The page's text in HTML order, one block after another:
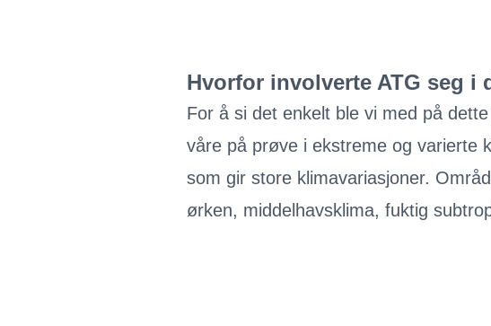
Hvorfor involverte ATG seg i
For å si det enkelt ble vi med på
våre på prøve i ekstreme og varierte
som gir store klimavariasjoner.
ørken, middelhavsklima, fuktig